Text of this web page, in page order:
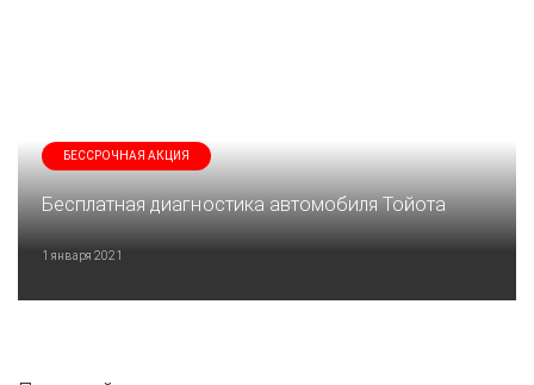
БЕССРОЧНАЯ АКЦИЯ
Бесплатная диагностика автомобиля Тойота
1 января 2021